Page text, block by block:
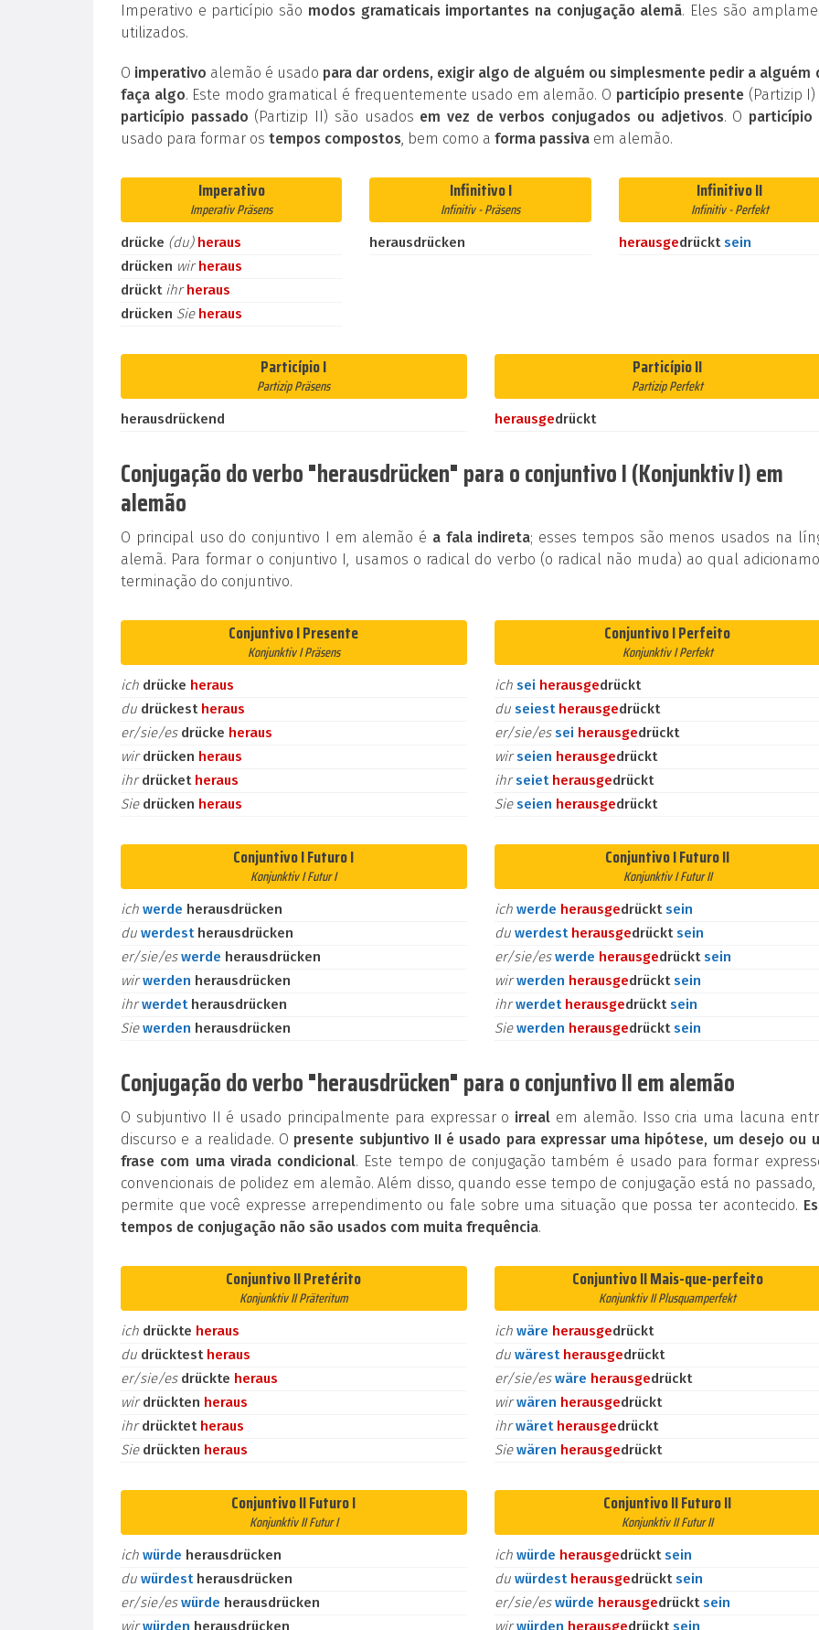
Imperativo e particípio são modos gramaticais importantes na conjugação alemã. Eles são
utilizados.
O imperativo alemão é usado para dar ordens, exigir algo de alguém ou simplesmente pedir a alguém
faça algo. Este modo gramatical é frequentemente usado em alemão. O particípio presente (Partizip I)
particípio passado (Partizip II) são usados em vez de verbos conjugados ou adjetivos. O particípio
usado para formar os tempos compostos, bem como a forma passiva em alemão.
Imperativo
Imperativ Präsens
drücke (du) heraus
drücken wirheraus
drückt ihrheraus
drücken Sie heraus
Infinitivo I
Infinitiv - Präsens
herausdrücken
Infinitivo II
Infinitiv - Perfekt
herausgedrücktsein
Particípio I
Partizip Präsens
herausdrückend
Particípio II
Partizip Perfekt
herausgedrückt
Conjugação do verbo "herausdrücken" para o conjuntivo I (Konjunktiv I) em
alemão
O principal uso do conjuntivo I em alemão é a fala indireta; esses tempos são menos usados na
alemã. Para formar o conjuntivo I, usamos o radical do verbo (o radical não muda) ao qual
terminação do conjuntivo.
Conjuntivo I Presente
Konjunktiv I Präsens
ich drücke heraus
du drückest heraus
er/sie/es drücke heraus
wirdrücken heraus
ihrdrücket heraus
Sie drücken heraus
Conjuntivo I Perfeito
Konjunktiv I Perfekt
ich sei herausgedrückt
du seiest herausgedrückt
er/sie/essei herausgedrückt
wirseien herausgedrückt
ihrseiet herausgedrückt
Sieseien herausgedrückt
Conjuntivo I Futuro I
Konjunktiv I Futur I
ich werde herausdrücken
du werdest herausdrücken
er/sie/eswerde herausdrücken
wirwerden herausdrücken
ihrwerdet herausdrücken
Siewerden herausdrücken
Conjuntivo I Futuro II
Konjunktiv I Futur II
ich werde herausgedrücktsein
du werdest herausgedrücktsein
er/sie/eswerde herausgedrücktsein
wirwerden herausgedrücktsein
ihrwerdet herausgedrücktsein
Siewerden herausgedrücktsein
Conjugação do verbo "herausdrücken" para o conjuntivo II em alemão
O subjuntivo II é usado principalmente para expressar o irreal em alemão. Isso cria uma lacuna
discurso e a realidade. O presente subjuntivo II é usado para expressar uma hipótese, um desejo ou
frase com uma virada condicional. Este tempo de conjugação também é usado para formar
convencionais de polidez em alemão. Além disso, quando esse tempo de conjugação está no passado,
permite que você expresse arrependimento ou fale sobre uma situação que possa ter acontecido.
tempos de conjugação não são usados com muita frequência.
Conjuntivo II Pretérito
Konjunktiv II Präteritum
ich drückte heraus
du drücktest heraus
er/sie/es drückte heraus
wirdrückten heraus
ihrdrücktet heraus
Sie drückten heraus
Conjuntivo II Mais-que-perfeito
Konjunktiv II Plusquamperfekt
ich wäre herausgedrückt
du wärest herausgedrückt
er/sie/eswäre herausgedrückt
wirwären herausgedrückt
ihrwäret herausgedrückt
Siewären herausgedrückt
Conjuntivo II Futuro I
Konjunktiv II Futur I
ich würde herausdrücken
du würdest herausdrücken
er/sie/eswürde herausdrücken
wirwürden herausdrücken
Conjuntivo II Futuro II
Konjunktiv II Futur II
ich würde herausgedrücktsein
du würdest herausgedrücktsein
er/sie/eswürde herausgedrücktsein
wirwürden herausgedrückt sein